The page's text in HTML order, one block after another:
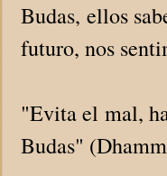
Budas, ellos
futuro, nos
"Evita el mal,
Budas"